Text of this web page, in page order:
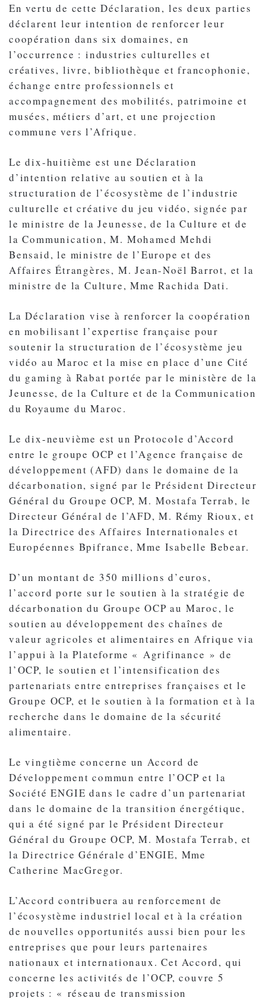
En vertu de cette Déclaration, les deux parties
déclarent leur intention de renforcer leur
coopération dans six domaines, en
l’occurrence : industries culturelles et
créatives, livre, bibliothèque et francophonie,
échange entre professionnels et
accompagnement des mobilités, patrimoine et
musées, métiers d’art, et une projection
commune vers l’Afrique.
Le dix-huitième est une Déclaration
d’intention relative au soutien et à la
structuration de l’écosystème de l’industrie
culturelle et créative du jeu vidéo, signée par
le ministre de la Jeunesse, de la Culture et de
la Communication, M. Mohamed Mehdi
Bensaid, le ministre de l’Europe et des
Affaires Étrangères, M. Jean-Noël Barrot, et la
ministre de la Culture, Mme Rachida Dati.
La Déclaration vise à renforcer la coopération
en mobilisant l’expertise française pour
soutenir la structuration de l’écosystème jeu
vidéo au Maroc et la mise en place d’une Cité
du gaming à Rabat portée par le ministère de la
Jeunesse, de la Culture et de la Communication
du Royaume du Maroc.
Le dix-neuvième est un Protocole d’Accord
entre le groupe OCP et l’Agence française de
développement (AFD) dans le domaine de la
décarbonation, signé par le Président Directeur
Général du Groupe OCP, M. Mostafa Terrab, le
Directeur Général de l’AFD, M. Rémy Rioux, et
la Directrice des Affaires Internationales et
Européennes Bpifrance, Mme Isabelle Bebear.
D’un montant de 350 millions d’euros,
l’accord porte sur le soutien à la stratégie de
décarbonation du Groupe OCP au Maroc, le
soutien au développement des chaînes de
valeur agricoles et alimentaires en Afrique via
l’appui à la Plateforme « Agrifinance » de
l’OCP, le soutien et l’intensification des
partenariats entre entreprises françaises et le
Groupe OCP, et le soutien à la formation et à la
recherche dans le domaine de la sécurité
alimentaire.
Le vingtième concerne un Accord de
Développement commun entre l’OCP et la
Société ENGIE dans le cadre d’un partenariat
dans le domaine de la transition énergétique,
qui a été signé par le Président Directeur
Général du Groupe OCP, M. Mostafa Terrab, et
la Directrice Générale d’ENGIE, Mme
Catherine MacGregor.
L’Accord contribuera au renforcement de
l’écosystème industriel local et à la création
de nouvelles opportunités aussi bien pour les
entreprises que pour leurs partenaires
nationaux et internationaux. Cet Accord, qui
concerne les activités de l’OCP, couvre 5
projets : « réseau de transmission